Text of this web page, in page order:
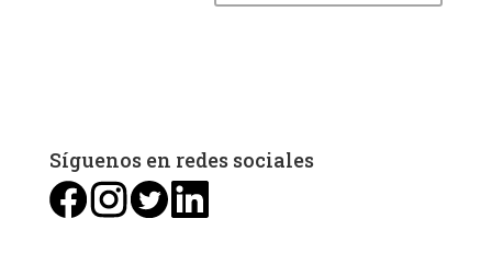
Síguenos en redes sociales